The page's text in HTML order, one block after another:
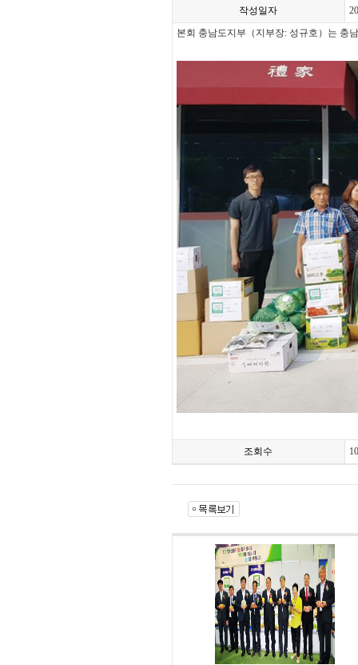
작성일자
본회 충남도지부（지부장: 성규호）는 충
조회수